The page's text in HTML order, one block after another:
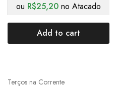
ou R$25,20 no Atacado
Add to cart
Terços na Corrente